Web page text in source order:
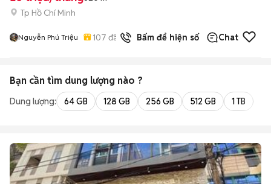
Tp Hồ Chí Minh
Nguyễn Phú Triệu 107 đã bán Bấm để hiện số Chat
Bạn cần tìm dung lượng nào ?
Dung lượng: 64 GB 128 GB 256 GB 512 GB 1 TB